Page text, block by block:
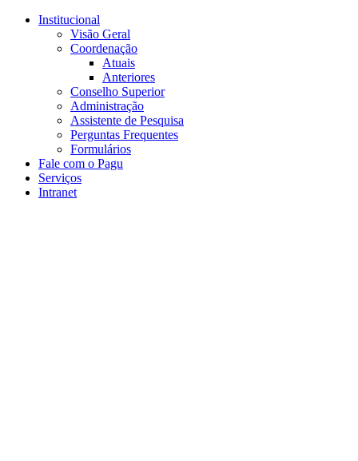
Conteúdo principal
Institucional
Visão Geral
Coordenação
Atuais
Anteriores
Conselho Superior
Administração
Assistente de Pesquisa
Perguntas Frequentes
Formulários
Fale com o Pagu
Serviços
Intranet